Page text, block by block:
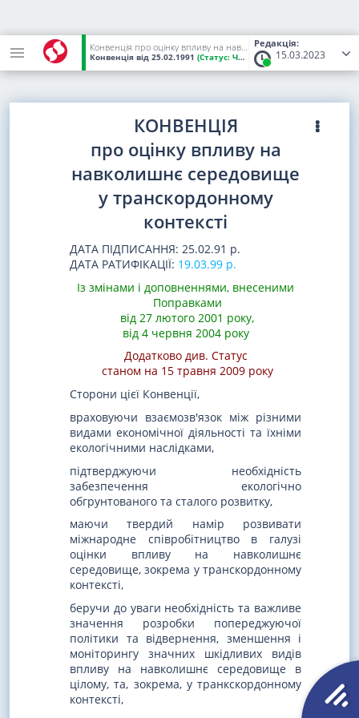
Редакція:
15.03.2023
Конвенція про оцінку впливу на навколишнє середовище у транскордонному контексті
Конвенція від 25.02.1991 (Статус: Чинний)
КОНВЕНЦІЯ
про оцінку впливу на
навколишнє середовище
у транскордонному
контексті
ДАТА ПІДПИСАННЯ: 25.02.91 р.
ДАТА РАТИФІКАЦІЇ: 19.03.99 р.
Із змінами і доповненнями, внесеними
Поправками
від 27 лютого 2001 року,
від 4 червня 2004 року
Додатково див. Статус
станом на 15 травня 2009 року
Сторони цієї Конвенції,
враховуючи взаємозв'язок між різними
видами економічної діяльності та їхніми
екологічними наслідками,
підтверджуючи необхідність
забезпечення екологічно
обгрунтованого та сталого розвитку,
маючи твердий намір розвивати
міжнародне співробітництво в галузі
оцінки впливу на навколишнє
середовище, зокрема у транскордонному
контексті,
беручи до уваги необхідність та важливе
значення розробки попереджуючої
політики та відвернення, зменшення і
моніторингу значних шкідливих видів
впливу на навколишнє середовище в
цілому, та, зокрема, у транкскордонному
контексті,